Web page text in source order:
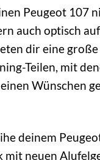
Peugeot 107
auch optisch
dir eine große
Teilen, mit
Wünschen
deinem
mit neuen